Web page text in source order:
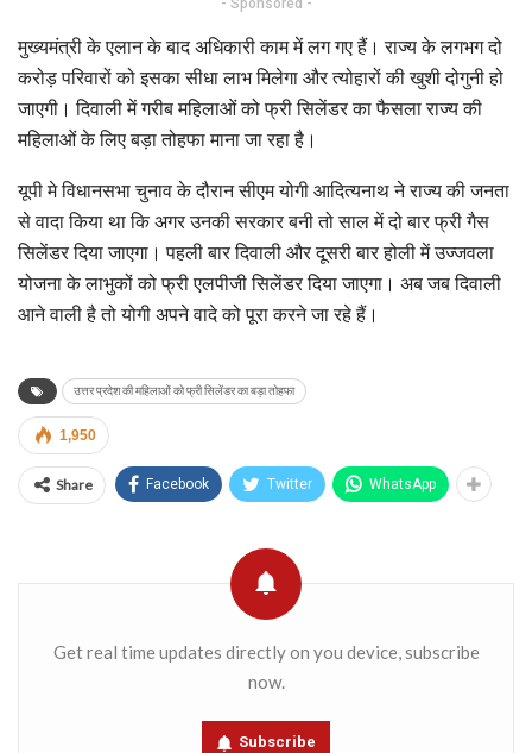
- Sponsored -
मुख्यमंत्री के एलान के बाद अधिकारी काम में लग गए हैं। राज्य के लगभग दो
करोड़ परिवारों को इसका सीधा लाभ मिलेगा और त्योहारों की खुशी दोगुनी हो
जाएगी। दिवाली में गरीब महिलाओं को फ्री सिलेंडर का फैसला राज्य की
महिलाओं के लिए बड़ा तोहफा माना जा रहा है।
यूपी मे विधानसभा चुनाव के दौरान सीएम योगी आदित्यनाथ ने राज्य की जनता
से वादा किया था कि अगर उनकी सरकार बनी तो साल में दो बार फ्री गैस
सिलेंडर दिया जाएगा। पहली बार दिवाली और दूसरी बार होली में उज्जवला
योजना के लाभुकों को फ्री एलपीजी सिलेंडर दिया जाएगा। अब जब दिवाली
आने वाली है तो योगी अपने वादे को पूरा करने जा रहे हैं।
उत्तर प्रदेश की महिलाओं को फ्री सिलेंडर का बड़ा तोहफा
1,950
Share Facebook Twitter WhatsApp
Get real time updates directly on you device, subscribe
now.
Subscribe